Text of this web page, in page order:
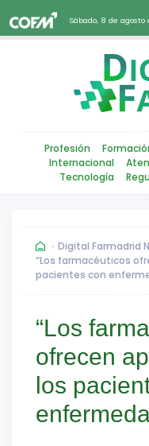
Sábado, 8 de agosto
Profesión
Internacional
Tecnología
Digital Farmadrid
“Los farmacéuticos
pacientes con
“Los
ofrecen
los